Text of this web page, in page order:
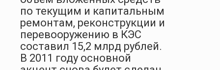
по текущим и капитальным
ремонтам, реконструкции и
перевооружению в КЭС
составил 15,2 млрд рублей.
В 2011 году основной